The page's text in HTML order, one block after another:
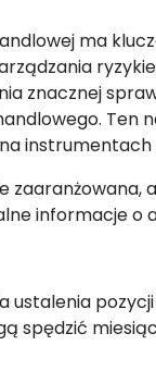
ma
znacznej
informacje
spędzić